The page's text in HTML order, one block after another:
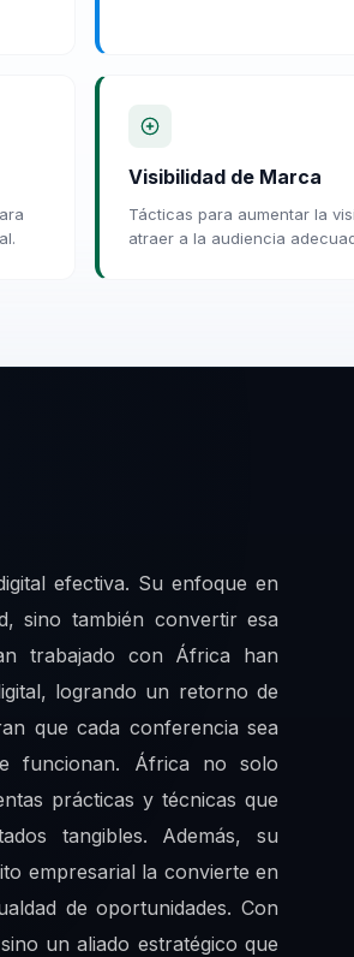
Visibilidad de Marca
Tácticas para aumentar la
atraer a la audiencia
efectiva. Su enfoque en
sino también convertir esa
trabajado con África han
logrando un retorno de
que cada conferencia sea
funcionan. África no solo
prácticas y técnicas que
tangibles. Además, su
empresarial la convierte en
de oportunidades. Con
un aliado estratégico que